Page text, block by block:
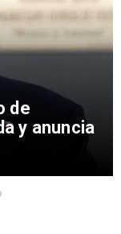
de
y anuncia